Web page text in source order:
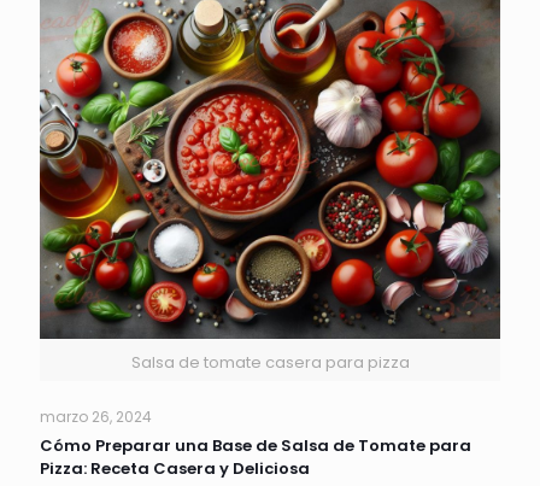
Salsa de tomate casera para pizza
marzo 26, 2024
Cómo Preparar una Base de Salsa de Tomate para
Pizza: Receta Casera y Deliciosa